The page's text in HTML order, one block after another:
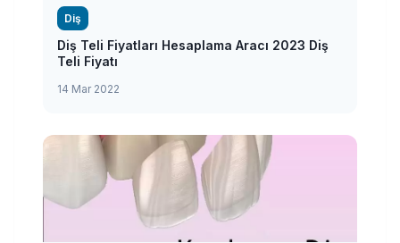
Diş
Diş Teli Fiyatları Hesaplama Aracı 2023 Diş
Teli Fiyatı
14 Mar 2022